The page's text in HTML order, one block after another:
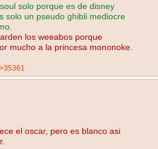
solo porque es de disney
solo un pseudo ghibli mediocre
los weeabos porque
mucho a la princesa mononoke.
el oscar, pero es blanco asi